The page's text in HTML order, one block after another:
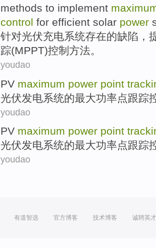
methods to implement
control for efficient solar power
针对光伏充电系统存在的缺陷，
踪(MPPT)控制 方法。
youdao
PV maximum power point
光伏发电系统的最大功率点跟踪
youdao
PV maximum power point
光伏发电系统的最大功率点跟踪
youdao
有道智选 官方博客 技术博客 诚聘英才